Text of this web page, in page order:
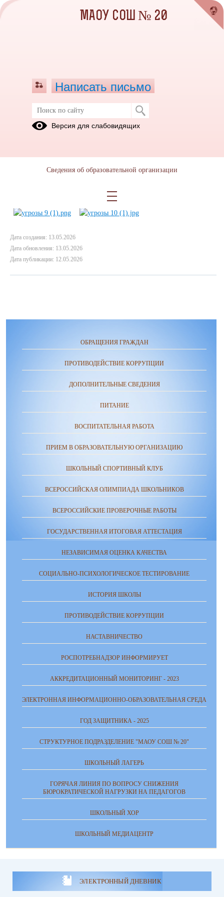
Перечень видов угроз техногенного
и природного характера
Дата создания: 13.05.2026
Дата обновления: 13.05.2026
Дата публикации: 12.05.2026
ОБРАЩЕНИЯ ГРАЖДАН
ПРОТИВОДЕЙСТВИЕ КОРРУПЦИИ
ДОПОЛНИТЕЛЬНЫЕ СВЕДЕНИЯ
ПИТАНИЕ
ВОСПИТАТЕЛЬНАЯ РАБОТА
ПРИЕМ В ОБРАЗОВАТЕЛЬНУЮ ОРГАНИЗАЦИЮ
ШКОЛЬНЫЙ СПОРТИВНЫЙ КЛУБ
ВСЕРОССИЙСКАЯ ОЛИМПИАДА ШКОЛЬНИКОВ
ВСЕРОССИЙСКИЕ ПРОВЕРОЧНЫЕ РАБОТЫ
ГОСУДАРСТВЕННАЯ ИТОГОВАЯ АТТЕСТАЦИЯ
НЕЗАВИСИМАЯ ОЦЕНКА КАЧЕСТВА
СОЦИАЛЬНО-ПСИХОЛОГИЧЕСКОЕ ТЕСТИРОВАНИЕ
ИСТОРИЯ ШКОЛЫ
ПРОТИВОДЕЙСТВИЕ КОРРУПЦИИ
НАСТАВНИЧЕСТВО
РОСПОТРЕБНАДЗОР ИНФОРМИРУЕТ
АККРЕДИТАЦИОННЫЙ МОНИТОРИНГ - 2023
ЭЛЕКТРОННАЯ ИНФОРМАЦИОННО-ОБРАЗОВАТЕЛЬНАЯ СРЕДА
ГОД ЗАЩИТНИКА - 2025
СТРУКТУРНОЕ ПОДРАЗДЕЛЕНИЕ "МАОУ СОШ № 20"
ШКОЛЬНЫЙ ЛАГЕРЬ
ГОРЯЧАЯ ЛИНИЯ ПО ВОПРОСУ СНИЖЕНИЯ
БЮРОКРАТИЧЕСКОЙ НАГРУЗКИ НА ПЕДАГОГОВ
ШКОЛЬНЫЙ ХОР
ШКОЛЬНЫЙ МЕДИАЦЕНТР
ЭЛЕКТРОННЫЙ ДНЕВНИК
МАОУ СОШ № 20
Написать письмо
Версия для слабовидящих
Сведения об образовательной организации